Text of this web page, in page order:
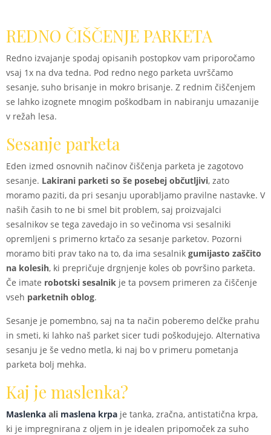
REDNO ČIŠČENJE PARKETA
Redno izvajanje spodaj opisanih postopkov vam priporočamo
vsaj 1x na dva tedna. Pod redno nego parketa uvrščamo
sesanje, suho brisanje in mokro brisanje. Z rednim čiščenjem
se lahko izognete mnogim poškodbam in nabiranju umazanije
v režah lesa.
Sesanje parketa
Eden izmed osnovnih načinov čiščenja parketa je zagotovo
sesanje. Lakirani parketi so še posebej občutljivi, zato
moramo paziti, da pri sesanju uporabljamo pravilne nastavke. V
naših časih to ne bi smel bit problem, saj proizvajalci
sesalnikov se tega zavedajo in so večinoma vsi sesalniki
opremljeni s primerno krtačo za sesanje parketov. Pozorni
moramo biti prav tako na to, da ima sesalnik gumijasto zaščito
na kolesih, ki prepričuje drgnjenje koles ob površino parketa.
Če imate robotski sesalnik je ta povsem primeren za čiščenje
vseh parketnih oblog.
Sesanje je pomembno, saj na ta način poberemo delčke prahu
in smeti, ki lahko naš parket sicer tudi poškodujejo. Alternativa
sesanju je še vedno metla, ki naj bo v primeru pometanja
parketa bolj mehka.
Kaj je maslenka?
Maslenka ali maslena krpa je tanka, zračna, antistatična krpa,
ki je impregnirana z oljem in je idealen pripomoček za suho